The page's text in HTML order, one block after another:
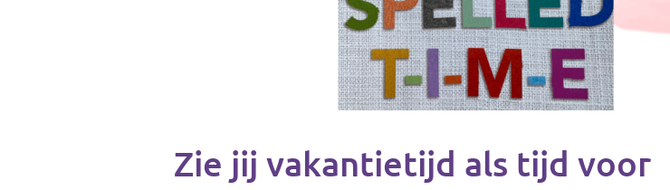
Zie jij vakantietijd als tijd voor